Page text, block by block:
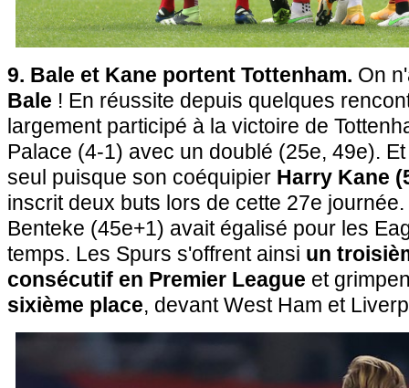
9. Bale et Kane portent Tottenham. On
Bale ! En réussite depuis quelques
largement participé à la victoire de
Palace (4-1) avec un doublé (25e, 49e).
seul puisque son coéquipier Harry Kane
inscrit deux buts lors de cette 27e
Benteke (45e+1) avait égalisé pour les
temps. Les Spurs s'offrent ainsi un
consécutif en Premier League et
sixième place, devant West Ham et